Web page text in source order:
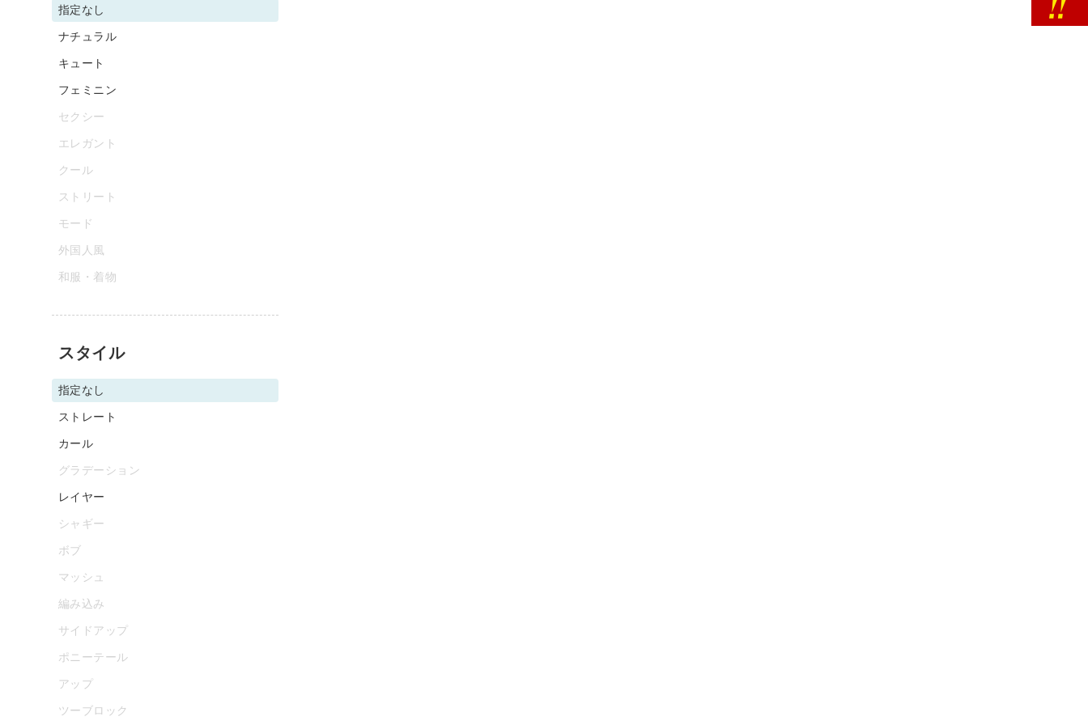
指定なし
ナチュラル
キュート
フェミニン
セクシー
エレガント
クール
ストリート
モード
外国人風
和服・着物
スタイル
指定なし
ストレート
カール
グラデーション
レイヤー
シャギー
ボブ
マッシュ
編み込み
サイドアップ
ポニーテール
アップ
ツーブロック